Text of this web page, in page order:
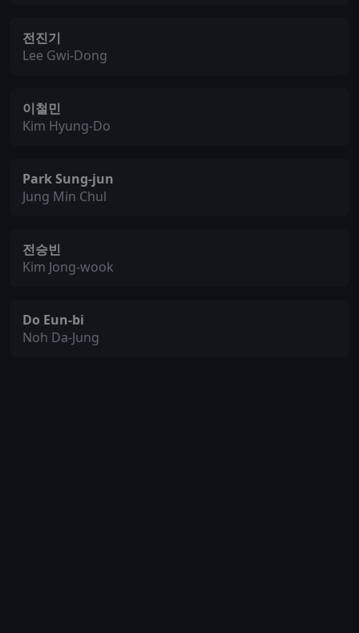
전진기
Lee Gwi-Dong
이철민
Kim Hyung-Do
Park Sung-jun
Jung Min Chul
전승빈
Kim Jong-wook
Do Eun-bi
Noh Da-Jung